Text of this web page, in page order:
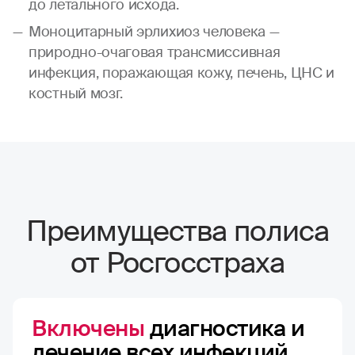
до летального исхода.
Моноцитарный эрлихиоз человека —
природно-очаговая трансмиссивная
инфекция, поражающая кожу, печень, ЦНС и
костный мозг.
Преимущества полиса
от Росгосстраха
Включены диагностика и